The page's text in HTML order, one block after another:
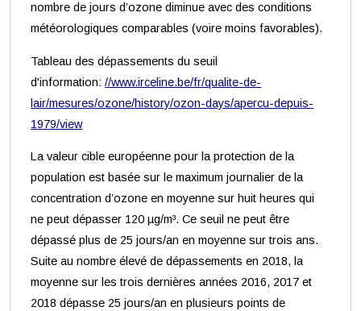
nombre de jours d’ozone diminue avec des conditions
météorologiques comparables (voire moins favorables).
Tableau des dépassements du seuil
d'information://www.irceline.be/fr/qualite-de-
lair/mesures/ozone/history/ozon-days/apercu-depuis-
1979/view
La valeur cible européenne pour la protection de la
population est basée sur le maximum journalier de la
concentration d’ozone en moyenne sur huit heures qui
ne peut dépasser 120 µg/m³. Ce seuil ne peut être
dépassé plus de 25 jours/an en moyenne sur trois ans.
Suite au nombre élevé de dépassements en 2018, la
moyenne sur les trois dernières années 2016, 2017 et
2018 dépasse 25 jours/an en plusieurs points de